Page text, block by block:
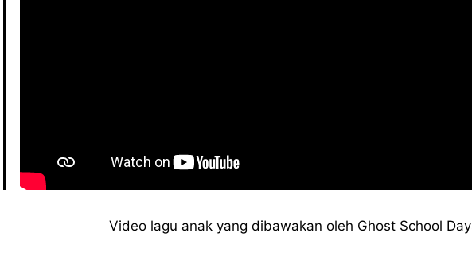
Video lagu anak yang dibawakan oleh Ghost School